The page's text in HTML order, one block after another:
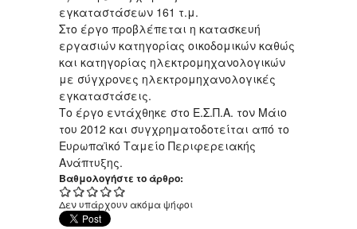
εγκαταστάσεων 161 τ.μ.
Στο έργο προβλέπεται η κατασκευή
εργασιών κατηγορίας οικοδομικών καθώς
και κατηγορίας ηλεκτρομηχανολογικών
με σύγχρονες ηλεκτρομηχανολογικές
εγκαταστάσεις.
Το έργο εντάχθηκε στο Ε.Σ.Π.Α. τον Μάιο
του 2012 και συγχρηματοδοτείται από το
Ευρωπαϊκό Ταμείο Περιφερειακής
Ανάπτυξης.
Βαθμολογήστε το άρθρο:
Δεν υπάρχουν ακόμα ψήφοι